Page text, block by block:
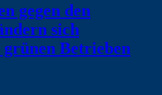
gegen den
sich
Betrieben